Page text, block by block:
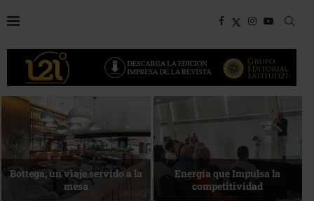
Desarrollo en disputa… ¿Hasta
dónde crecer?
Más allá del descanso